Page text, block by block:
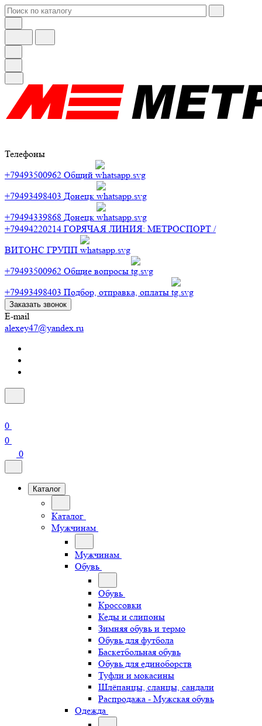
Телефоны
+79493500962 Общий
+79493498403 Донецк
+79494339868 Донецк
+79494220214 ГОРЯЧАЯ ЛИНИЯ: МЕТРОСПОРТ /
ВИТОНС ГРУПП
+79493500962 Общие вопросы
+79493498403 Подбор, отправка, оплаты
Заказать звонок
E-mail
alexey47@yandex.ru
0
0
0
Каталог
Каталог
Мужчинам
Мужчинам
Обувь
Обувь
Кроссовки
Кеды и слипоны
Зимняя обувь и термо
Обувь для футбола
Баскетбольная обувь
Обувь для единоборств
Туфли и мокасины
Шлёпанцы, сланцы, сандали
Распродажа - Мужская обувь
Одежда